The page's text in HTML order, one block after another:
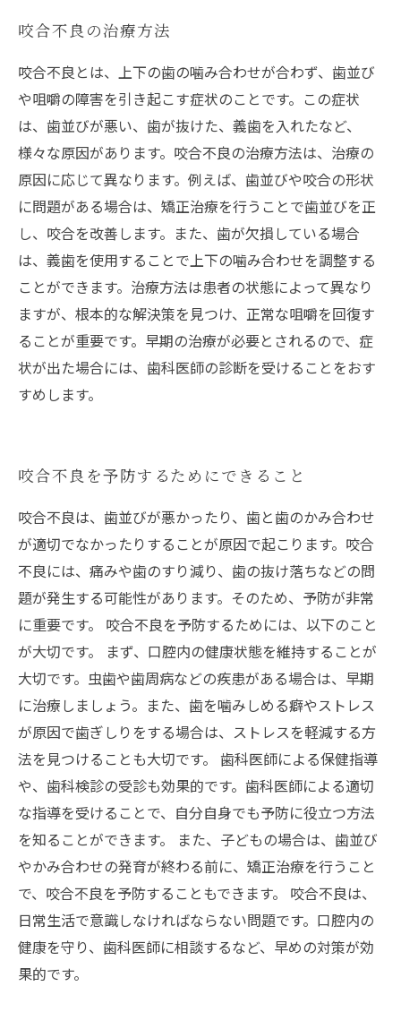
咬合不良の治療方法
咬合不良とは、上下の歯の噛み合わせが合わず、歯並び
や咀嚼の障害を引き起こす症状のことです。この症状
は、歯並びが悪い、歯が抜けた、義歯を入れたなど、
様々な原因があります。咬合不良の治療方法は、治療の
原因に応じて異なります。例えば、歯並びや咬合の形状
に問題がある場合は、矯正治療を行うことで歯並びを正
し、咬合を改善します。また、歯が欠損している場合
は、義歯を使用することで上下の噛み合わせを調整する
ことができます。治療方法は患者の状態によって異なり
ますが、根本的な解決策を見つけ、正常な咀嚼を回復す
ることが重要です。早期の治療が必要とされるので、症
状が出た場合には、歯科医師の診断を受けることをおす
すめします。
咬合不良を予防するためにできること
咬合不良は、歯並びが悪かったり、歯と歯のかみ合わせ
が適切でなかったりすることが原因で起こります。咬合
不良には、痛みや歯のすり減り、歯の抜け落ちなどの問
題が発生する可能性があります。そのため、予防が非常
に重要です。 咬合不良を予防するためには、以下のこと
が大切です。 まず、口腔内の健康状態を維持することが
大切です。虫歯や歯周病などの疾患がある場合は、早期
に治療しましょう。また、歯を噛みしめる癖やストレス
が原因で歯ぎしりをする場合は、ストレスを軽減する方
法を見つけることも大切です。 歯科医師による保健指導
や、歯科検診の受診も効果的です。歯科医師による適切
な指導を受けることで、自分自身でも予防に役立つ方法
を知ることができます。 また、子どもの場合は、歯並び
やかみ合わせの発育が終わる前に、矯正治療を行うこと
で、咬合不良を予防することもできます。 咬合不良は、
日常生活で意識しなければならない問題です。口腔内の
健康を守り、歯科医師に相談するなど、早めの対策が効
果的です。